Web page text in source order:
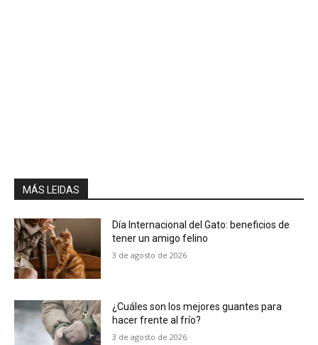
MÁS LEIDAS
Día Internacional del Gato: beneficios de
tener un amigo felino
3 de agosto de 2026
¿Cuáles son los mejores guantes para
hacer frente al frío?
3 de agosto de 2026